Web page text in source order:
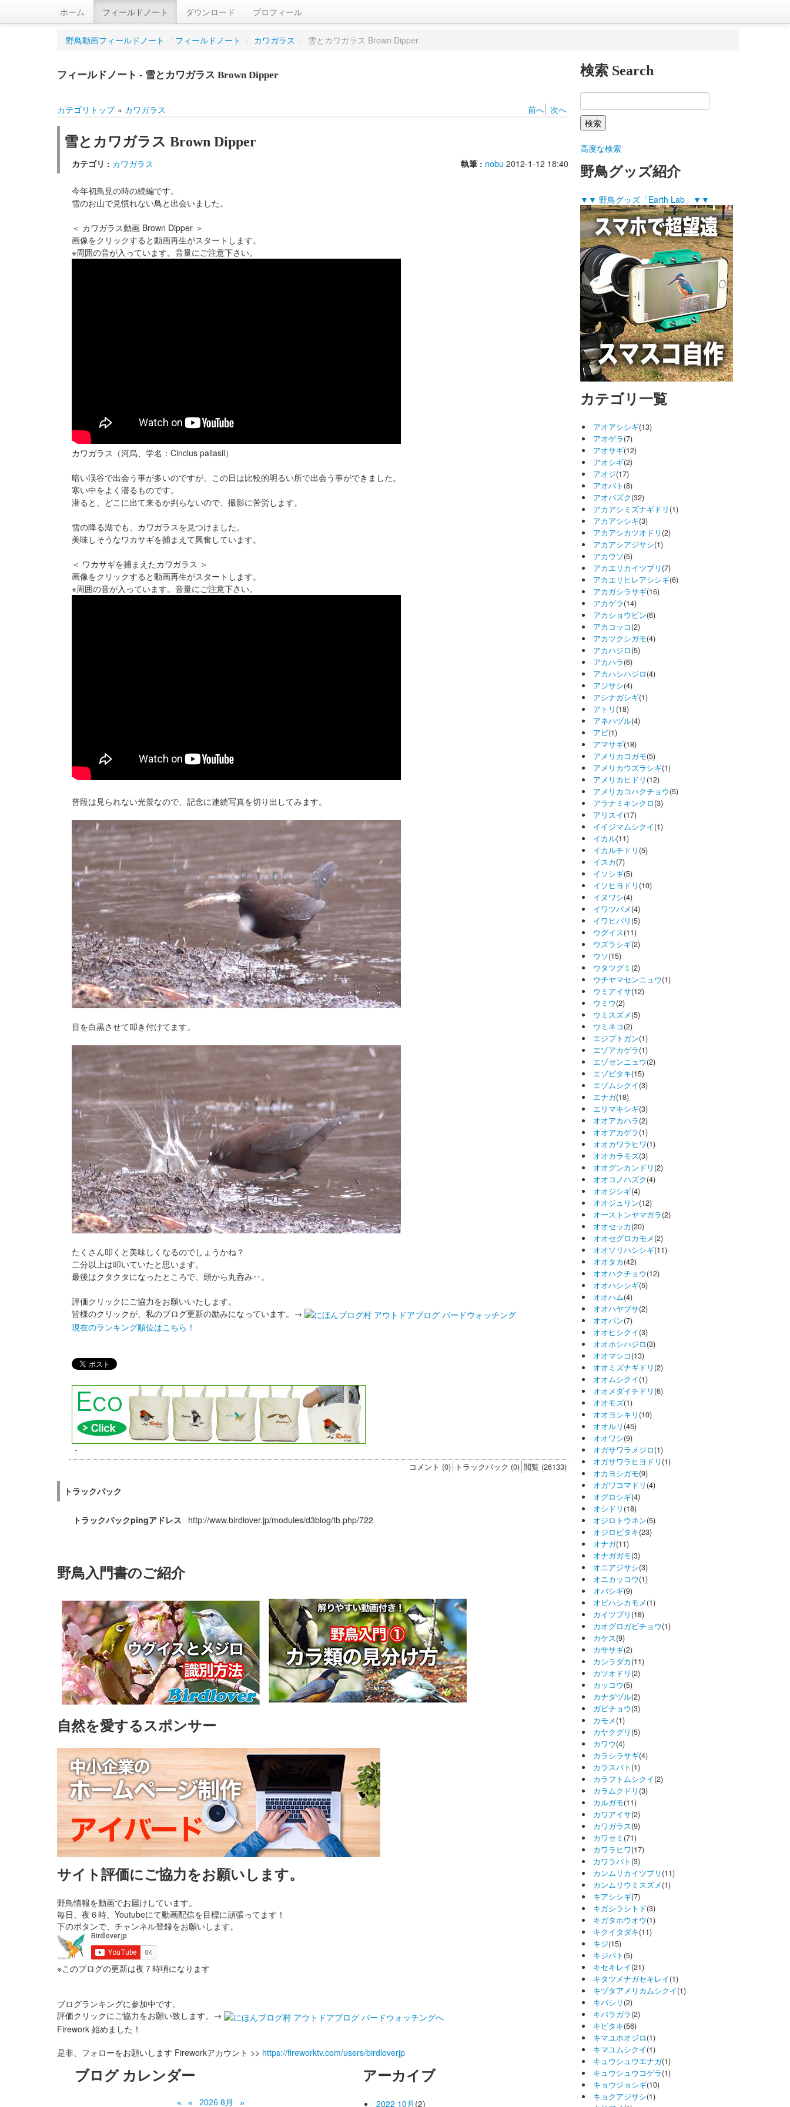
ホーム フィールドノート ダウンロード プロフィール
野鳥動画フィールドノート / フィールドノート / カワガラス / 雪とカワガラス Brown Dipper
フィールドノート - 雪とカワガラス Brown Dipper
カテゴリトップ » カワガラス 前へ 次へ
雪とカワガラス Brown Dipper
カテゴリ : カワガラス 執筆 : nobu 2012-1-12 18:40
今年初鳥見の時の続編です。
雪のお山で見慣れない鳥と出会いました。
＜ カワガラス動画 Brown Dipper ＞
画像をクリックすると動画再生がスタートします。
※周囲の音が入っています。音量にご注意下さい。
カワガラス（河烏、学名：Cinclus pallasii）
暗い渓谷で出会う事が多いのですが、この日は比較的明るい所で出会う事ができました。
寒い中をよく潜るものです。
潜ると、どこに出て来るか判らないので、撮影に苦労します。
雪の降る湖でも、カワガラスを見つけました。
美味しそうなワカサギを捕まえて興奮しています。
＜ ワカサギを捕まえたカワガラス ＞
画像をクリックすると動画再生がスタートします。
※周囲の音が入っています。音量にご注意下さい。
普段は見られない光景なので、記念に連続写真を切り出してみます。
目を白黒させて叩き付けてます。
たくさん叩くと美味しくなるのでしょうかね？
二分以上は叩いていたと思います。
最後はクタクタになったところで、頭から丸呑み‥。
評価クリックにご協力をお願いいたします。
皆様のクリックが、私のブログ更新の励みになっています。→
現在のランキング順位はこちら！
・
コメント (0) トラックバック (0) 閲覧 (26133)
トラックバック
トラックバックpingアドレス http://www.birdlover.jp/modules/d3blog/tb.php/722
野鳥入門書のご紹介
自然を愛するスポンサー
サイト評価にご協力をお願いします。
野鳥情報を動画でお届けしています。
毎日、夜６時、Youtubeにて動画配信を目標に頑張ってます！
下のボタンで、チャンネル登録をお願いします。
※このブログの更新は夜７時頃になります
ブログランキングに参加中です。
評価クリックにご協力をお願い致します。→
Firework 始めました！
是非、フォローをお願いします Fireworkアカウント >> https://fireworktv.com/users/birdloverjp
ブログ カレンダー
« « 2026 8月 »
アーカイブ
2022 10月 (2)
検索 Search
高度な検索
野鳥グッズ紹介
▼▼ 野鳥グッズ「Earth Lab」▼▼
カテゴリ一覧
アオアシシギ(13)
アオゲラ(7)
アオサギ(12)
アオシギ(2)
アオジ(17)
アオバト (8)
アオバズク(32)
アカアシミズナギドリ (1)
アカアシシギ(3)
アカアシカツオドリ (2)
アカアシアジサシ(1)
アカウソ(5)
アカエリカイツブリ (7)
アカエリヒレアシシギ(6)
アカガシラサギ(16)
アカゲラ(14)
アカショウビン(6)
アカコッコ(2)
アカツクシガモ(4)
アカハジロ(5)
アカハラ(6)
アカハシハジロ(4)
アジサシ(4)
アシナガシギ(1)
アトリ (18)
アネハヅル(4)
アビ(1)
アマサギ(18)
アメリカコガモ(5)
アメリカウズラシギ(1)
アメリカヒドリ (12)
アメリカコハクチョウ(5)
アラナミキンクロ(3)
アリスイ(17)
イイジマムシクイ(1)
イカル(11)
イカルチドリ (5)
イスカ(7)
イソシギ(5)
イソヒヨドリ (10)
イヌワシ(4)
イワツバメ(4)
イワヒバリ (5)
ウグイス(11)
ウズラシギ(2)
ウソ(15)
ウタツグミ (2)
ウチヤマセンニュウ(1)
ウミアイサ(12)
ウミウ(2)
ウミスズメ(5)
ウミネコ(2)
エジプトガン(1)
エゾアカゲラ(1)
エゾセンニュウ(2)
エゾビタキ(15)
エゾムシクイ(3)
エナガ(18)
エリマキシギ(3)
オオアカハラ(2)
オオアカゲラ(1)
オオカワラヒワ(1)
オオカラモズ(3)
オオグンカンドリ (2)
オオコノハズク(4)
オオジシギ(4)
オオジュリン(12)
オーストンヤマガラ(2)
オオセッカ(20)
オオセグロカモメ(2)
オオソリハシシギ(11)
オオタカ(42)
オオハクチョウ(12)
オオハシシギ(5)
オオハム(4)
オオハヤブサ(2)
オオバン(7)
オオヒシクイ(3)
オオホシハジロ(3)
オオマシコ(13)
オオミズナギドリ (2)
オオムシクイ(1)
オオメダイチドリ (6)
オオモズ(1)
オオヨシキリ (10)
オオルリ (45)
オオワシ(9)
オガサワラメジロ(1)
オガサワラヒヨドリ (1)
オカヨシガモ(9)
オガワコマドリ (4)
オグロシギ(4)
オシドリ (18)
オジロトウネン(5)
オジロビタキ(23)
オナガ(11)
オナガガモ(3)
オニアジサシ(3)
オニカッコウ(1)
オバシギ(9)
オビハシカモメ(1)
カイツブリ (18)
カオグロガビチョウ(1)
カケス(9)
カササギ(2)
カシラダカ(11)
カツオドリ (2)
カッコウ(5)
カナダヅル(2)
ガビチョウ(3)
カモメ(1)
カヤクグリ (5)
カワウ(4)
カラシラサギ(4)
カラスバト (1)
カラフトムシクイ(2)
カラムクドリ (3)
カルガモ(11)
カワアイサ(2)
カワガラス(9)
カワセミ (71)
カワラヒワ(17)
カワラバト (3)
カンムリカイツブリ (11)
カンムリウミスズメ(1)
キアシシギ(7)
キガシラシトド(3)
キガタホウオウ(1)
キクイタダキ(11)
キジ(15)
キジバト (5)
キセキレイ(21)
キタツメナガセキレイ(1)
キヅタアメリカムシクイ(1)
キバシリ (2)
キバラガラ(2)
キビタキ(56)
キマユホオジロ(1)
キマユムシクイ(1)
キュウシュウエナガ(1)
キュウシュウコゲラ(1)
キョウジョシギ(10)
キョクアジサシ(1)